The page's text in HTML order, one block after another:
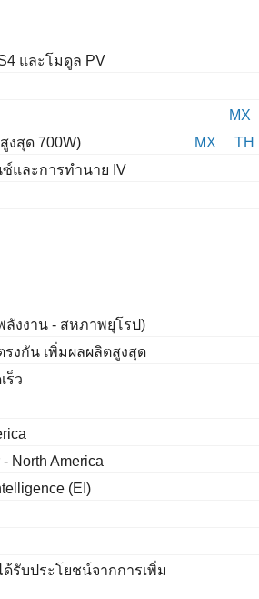
และโมดูล PV
MX
งสุด 700W)
MX TH
และการทำนาย IV
ลังงาน - สหภาพยุโรป)
งกัน เพิ่มผลผลิตสูงสุด
ร็ว
North America
(EI)
รับประโยชน์จากการเพิ่ม